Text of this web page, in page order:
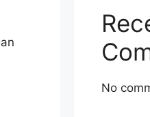
No